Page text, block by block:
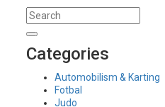
Categories
Automobilism & Karting
Fotbal
Judo